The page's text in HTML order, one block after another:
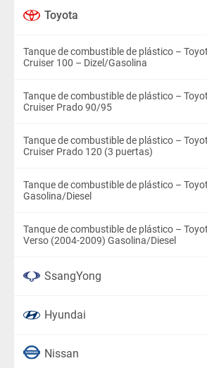
Toyota
Tanque de combustible de plástico –
Cruiser 100 – Dizel/Gasolina
Tanque de combustible de plástico –
Cruiser Prado 90/95
Tanque de combustible de plástico –
Cruiser Prado 120 (3 puertas)
Tanque de combustible de plástico –
Gasolina/Diesel
Tanque de combustible de plástico –
Verso (2004-2009) Gasolina/Diesel
SsangYong
Hyundai
Nissan